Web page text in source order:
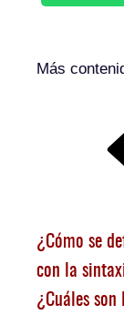
Más
¿Cómo se
con la
¿Cuáles